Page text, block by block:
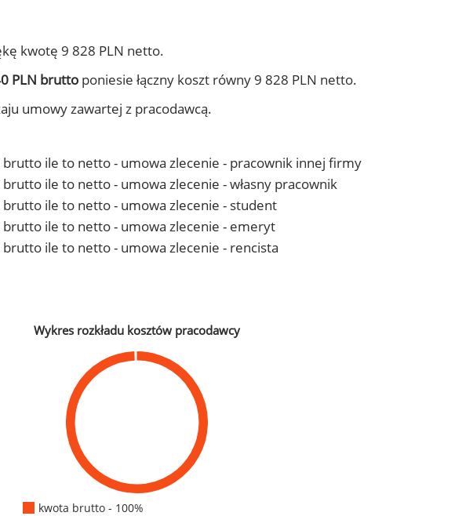
kwotę 9 828 PLN netto.
PLN brutto poniesie łączny koszt równy 9 828 PLN netto.
umowy zawartej z pracodawcą.
brutto ile to netto - umowa zlecenie - pracownik innej firmy
ile to netto - umowa zlecenie - własny pracownik
brutto ile to netto - umowa zlecenie - student
brutto ile to netto - umowa zlecenie - emeryt
brutto ile to netto - umowa zlecenie - rencista
Wykres rozkładu kosztów pracodawcy
kwota brutto - 100%